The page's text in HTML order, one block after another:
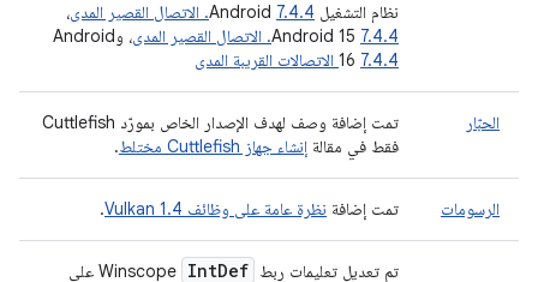
نظام التشغيل Android 7.4.4. الاتصال القصير المدى
،
Android 15 7.4.4. الاتصال القصير المدى
، وAndroid
16 7.4.4 الاتصالات القريبة المدى
الحبّار
تمت إضافة وصف لهدف الإصدار الخاص بمورّد Cuttlefish
فقط في مقالة إنشاء جهاز Cuttlefish مختلط .
الرسومات تمت إضافة نظرة عامة على وظائف Vulkan 1.4 .
تم تعديل تعليمات ربط IntDef Winscope على